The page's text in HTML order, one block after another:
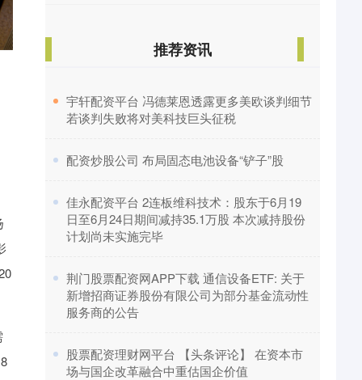
推荐资讯
​宇轩配资平台 冯德莱恩透露更多美欧谈判细节
若谈判失败将对美科技巨头征税
​配资炒股公司 布局固态电池设备“铲子”股
​佳永配资平台 2连板维科技术：股东于6月19
日至6月24日期间减持35.1万股 本次减持股份
计划尚未实施完毕
​荆门股票配资网APP下载 通信设备ETF: 关于
新增招商证券股份有限公司为部分基金流动性
服务商的公告
​股票配资理财网平台 【头条评论】 在资本市
场与国企改革融合中重估国企价值